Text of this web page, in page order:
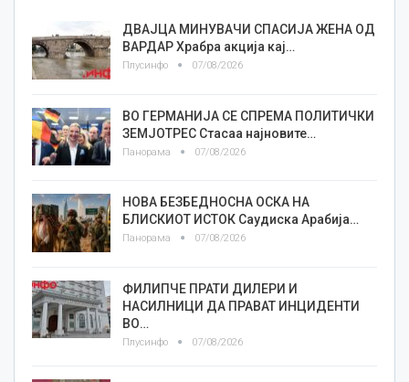
ДВАЈЦА МИНУВАЧИ СПАСИЈА ЖЕНА ОД
ВАРДАР Храбра акција кај…
Плусинфо 07/08/2026
ВО ГЕРМАНИЈА СЕ СПРЕМА ПОЛИТИЧКИ
ЗЕМЈОТРЕС Стасаа најновите…
Панорама 07/08/2026
НОВА БЕЗБЕДНОСНА ОСКА НА
БЛИСКИОТ ИСТОК Саудиска Арабија…
Панорама 07/08/2026
ФИЛИПЧЕ ПРАТИ ДИЛЕРИ И
НАСИЛНИЦИ ДА ПРАВАТ ИНЦИДЕНТИ
ВО…
Плусинфо 07/08/2026